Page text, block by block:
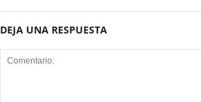
DEJA UNA RESPUESTA